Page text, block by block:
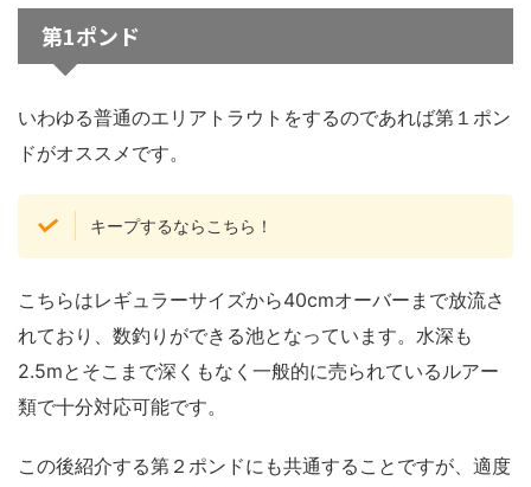
第1ポンド
いわゆる普通のエリアトラウトをするのであれば第１ポン
ドがオススメです。
キープするならこちら！
こちらはレギュラーサイズから40cmオーバーまで放流さ
れており、数釣りができる池となっています。水深も
2.5mとそこまで深くもなく一般的に売られているルアー
類で十分対応可能です。
この後紹介する第２ポンドにも共通することですが、適度